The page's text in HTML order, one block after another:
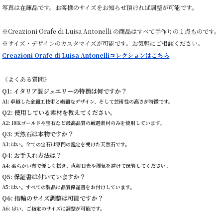
写真は在庫品です。お客様のサイズをお知らせ頂ければ調整が可能です。
※Creazioni Orafe di Luisa Antonelli の商品はすべて手作りの１点ものです。
※サイズ・デザインのカスタマイズが可能です。お気軽にご相談ください。
Creazioni Orafe di Luisa Antonelliコレクションはこちら
《よくある質問》
Q1: イタリア製ジュエリーの特徴は何ですか？
A1: 卓越した金細工技術と繊細なデザイン、そして芸術性の高さが特徴です。
Q2: 使用している素材を教えてください。
A2: 18Kゴールドや宝石など最高品質の厳選素材のみを使用しています。
Q3: 天然石は本物ですか？
A3: はい。全ての宝石は専門の鑑定を受けた天然石です。
Q4: お手入れ方法は？
A4: 柔らかい布で優しく拭き、直射日光や湿気を避けて保管してください。
Q5: 保証書は付いていますか？
A5: はい。すべての製品に品質保証書をお付けしています。
Q6: 指輪のサイズ調整は可能ですか？
A6: はい、ご指定のサイズに調整が可能です。